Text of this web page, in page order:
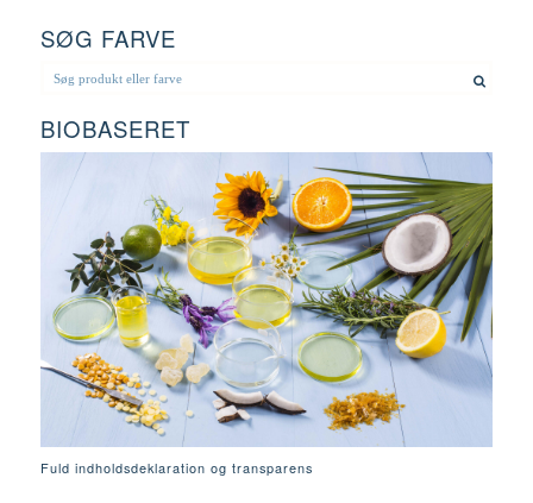
SØG FARVE
BIOBASERET
Fuld indholdsdeklaration og transparens